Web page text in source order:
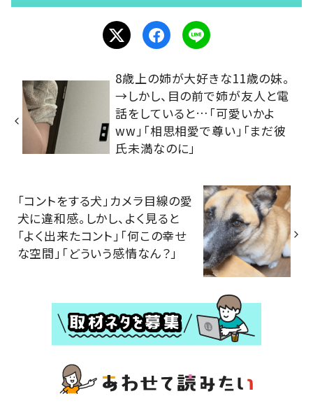
8歳上の姉が大好きな11歳の妹。
→しかし、目の前で姉が友人と電
話をしていると…「可愛いかよ
ww」「相思相愛で尊い」「まだ彼
氏未満なのに」
「コントをする犬」カメラ目線の愛
犬に違和感。しかし、よく見ると
「よく出来たコント」「何この幸せ
な空間」「どういう感情なん？」